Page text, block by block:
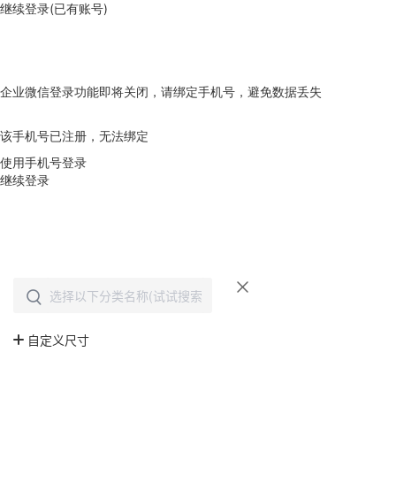
继续登录(已有账号)
企业微信登录功能即将关闭，请绑定手机号，避免数据丢失
该手机号已注册，无法绑定
使用手机号登录
继续登录